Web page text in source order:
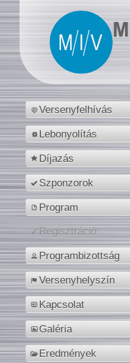
Versenyfelhívás
Lebonyolítás
Díjazás
Szponzorok
Program
Regisztráció
Programbizottság
Versenyhelyszín
Kapcsolat
Galéria
Eredmények